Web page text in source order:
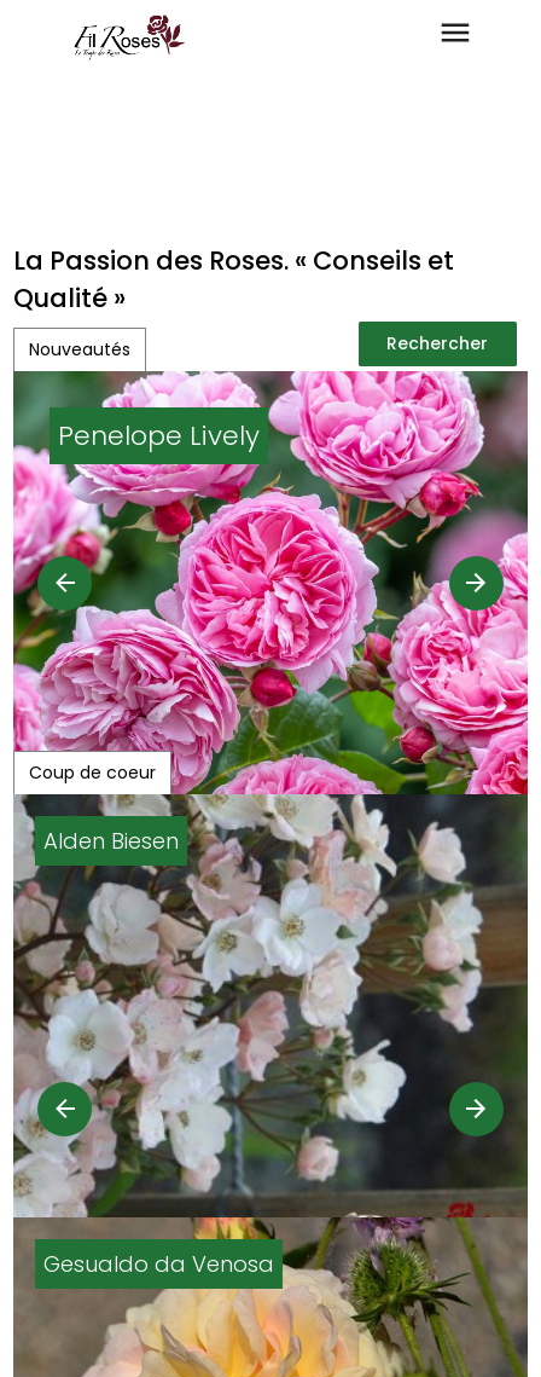
La Passion des Roses. « Conseils et
Qualité »
Rechercher
Rechercher
Nouveautés
Penelope Lively
Coup de coeur
Alden Biesen
Gesualdo da Venosa